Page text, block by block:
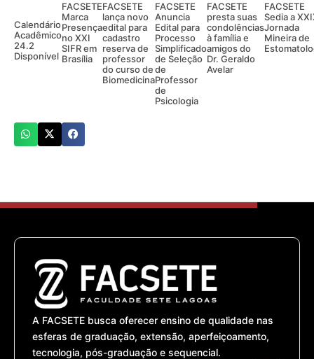
Calendário
Acadêmico
24.2
Disponível
FACSETE
Marca
Presença
no XXI
SIFR em
Brasília
FACSETE
lança novo
edital para
cadastro
reserva de
professor
do curso de
Biomedicina
FACSETE
Anuncia
Edital para
Processo
Simplificado
de Seleção
de
Professor
de
Psicologia
FACSETE
presta suas
condolências
à família e
amigos do
Dr. Geraldo
Avelar
FACSETE
Sedia a
Jornada
Mineira de
A FACSETE busca oferecer ensino de qualidade nas
esferas de graduação, extensão, aperfeiçoamento,
tecnologia, pós-graduação e sequencial.